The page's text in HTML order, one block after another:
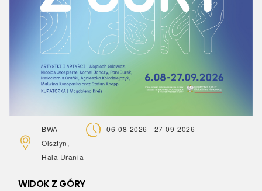
BWA
Olsztyn,
Hala Urania
06-08-2026 - 27-09-2026
WIDOK Z GÓRY